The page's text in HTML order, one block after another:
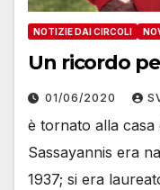
NOTIZIE DAI CIRCOLI
Un ricordo
01/06/2020
è tornato alla casa
Sassayannis era
1937; si era